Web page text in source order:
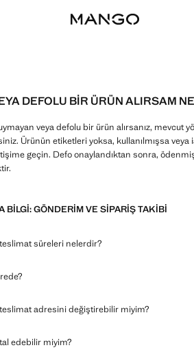
DEFOLU BIR ÜRÜN ALIRSAM
veya defolu bir ürün alırsanız, mevcut
Ürünün etiketleri yoksa, kullanılmışsa
geçin. Defo onaylandıktan sonra,
BILGI: GÖNDERIM VE SIPARIŞ TAKIBI
süreleri nelerdir?
adresini değiştirebilir miyim?
edebilir miyim?